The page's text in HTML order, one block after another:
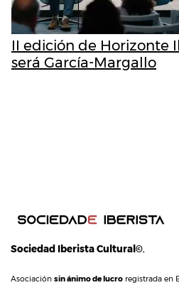
II edición de Horizonte
será García-Margallo
Sociedad Iberista Cultural©,
Asociación sin ánimo de lucro registrada en